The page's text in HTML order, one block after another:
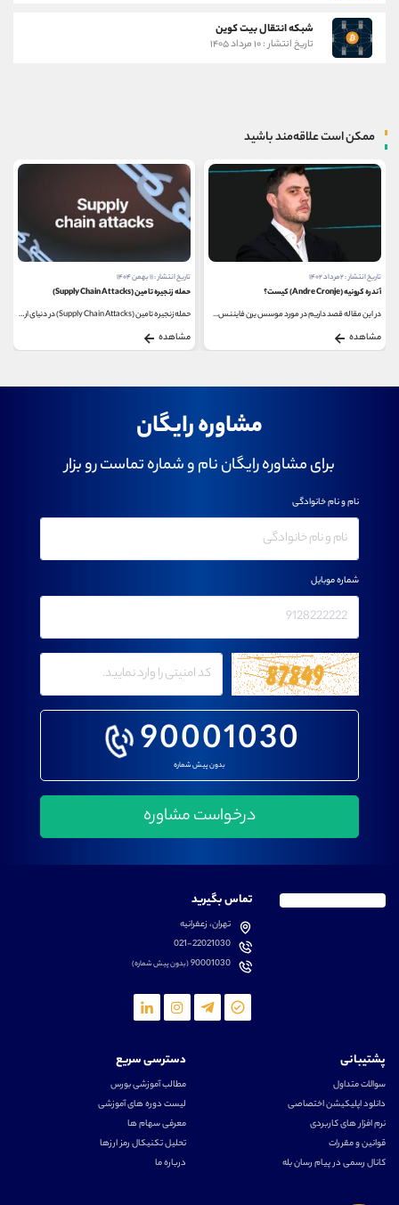
شبکه انتقال بیت کوین
تاریخ انتشار : ۱۰ مرداد ۱۴۰۵
ممکن است علاقه‌مند باشید
تاریخ انتشار : ۲ مرداد ۱۴۰۲
آندره کرونیه (Andre Cronje) کیست؟
در این مقاله قصد داریم در مورد موسس یرن فایننس...
مشاهده
تاریخ انتشار : ۱۱ بهمن ۱۴۰۴
حمله زنجیره تامین (Supply Chain Attacks)
حمله زنجیره تامین (Supply Chain Attacks) در دنیای ارزهای...
مشاهده
مشاوره رایگان
برای مشاوره رایگان نام و شماره تماست رو بزار
90001030
بدون پیش شماره
نام و نام خانوادگی
شماره موبایل
تماس بگیرید
تهران، زعفرانیه
021-22021030
90001030(بدون پیش شماره)
پشتیبانی
سوالات متداول
دانلود اپلیکیشن اختصاصی
نرم افزار های کاربردی
قوانین و مقررات
کانال رسمی در پیام رسان بله
دسترسی سریع
مطالب آموزشی بورس
لیست دوره های آموزشی
معرفی سهام ها
تحلیل تکنیکال رمز ارزها
درباره ما